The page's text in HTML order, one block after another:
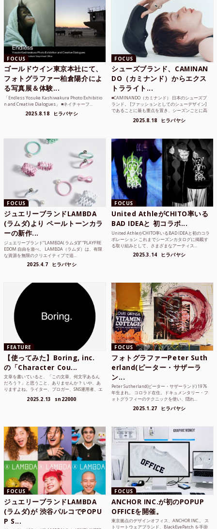
FOCUS
ゴールドウイン東京本社にて、
フォトグラファー柏倉陽介によ
る写真展＆体験...
「Endless Yosuke Kashiwakura Photo Exhibitio
n and Creative Dialogues」 ■ネイチャーフ...
2025.8.18 ヒラバヤシ
FOCUS
シューズブランド、CAMINAN
DO（カミナンド）からエクス
トラライト...
■CAMINANDO（カミナンド） 日本のシューズブ
ランド。 [ファッションとしてのシューデザイン]
であることに最も重点を置き、シーズンごとに高
2025.8.18 ヒラバヤシ
FOCUS
ジュエリーブランドLAMBDA
(ラムダ)より ペールトーンカラ
ーの新作...
ジュエリーブランド“LAMBDA( ラムダ))” “PLAYFRE
EDOM 自由を遊べ。 LAMBDA（ラムダ）は、有限
な資源を無限のクリエイティブで追...
2025.4.7 ヒラバヤシ
FOCUS
United AthleがCHITO率いる
BAD IDEAと 初コラボ...
United AthleがCHITO率いるBAD IDEAと初のコラ
ボレーション これまでシーズンカタログに掲載す
る取り組みとして、さまざまなアーティス...
2025.3.14 ヒラバヤシ
FEATURE
【使ってみた】Boring, inc.
の「Character Cou...
文章を書いていると、「この文章、何文字あるん
だろう？」と思うこと、ありませんか？ いや、あ
りますよね。ライター、ブロガー、SNS運用者、エ
2025.2.13 sn22000
FOCUS
フォトグラファーPeter Suth
erland(ピーター・サザーラ
ン...
Peter Sutherland(ピーター・サザーランド) 1976
年生まれ。 コロラド在住。ドキュメンタリー・フ
ォトグラフィーのテクニックを使い、隠れ...
2025.1.27 ヒラバヤシ
FOCUS
ジュエリーブランドLAMBDA
(ラムダ)が 渋谷パルコでPOPU
P S...
FOCUS
ANCHOR INC.が初のPOPUP
OFFICEを開催。
東京拠点のデザインオフィス、ANCHOR INC.。 ス
トリートウェアブランド、BlackEyePatch を手掛